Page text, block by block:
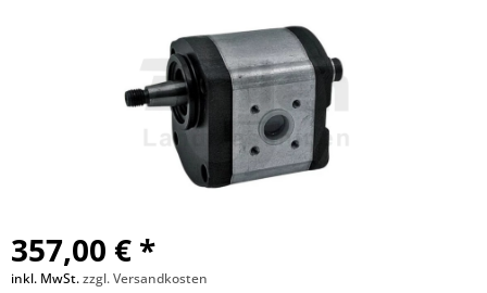
357,00 € *
inkl. MwSt.zzgl. Versandkosten